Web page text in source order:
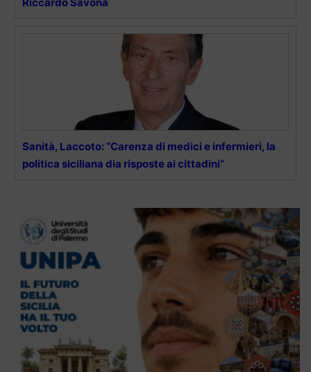
Sanità, Laccoto: “Carenza di medici e infermieri, la
politica siciliana dia risposte ai cittadini”